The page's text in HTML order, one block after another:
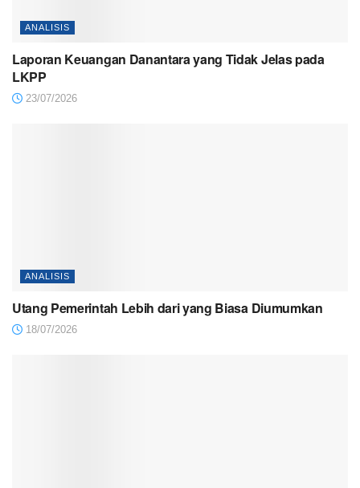
ANALISIS
Laporan Keuangan Danantara yang Tidak Jelas pada
LKPP
23/07/2026
ANALISIS
Utang Pemerintah Lebih dari yang Biasa Diumumkan
18/07/2026